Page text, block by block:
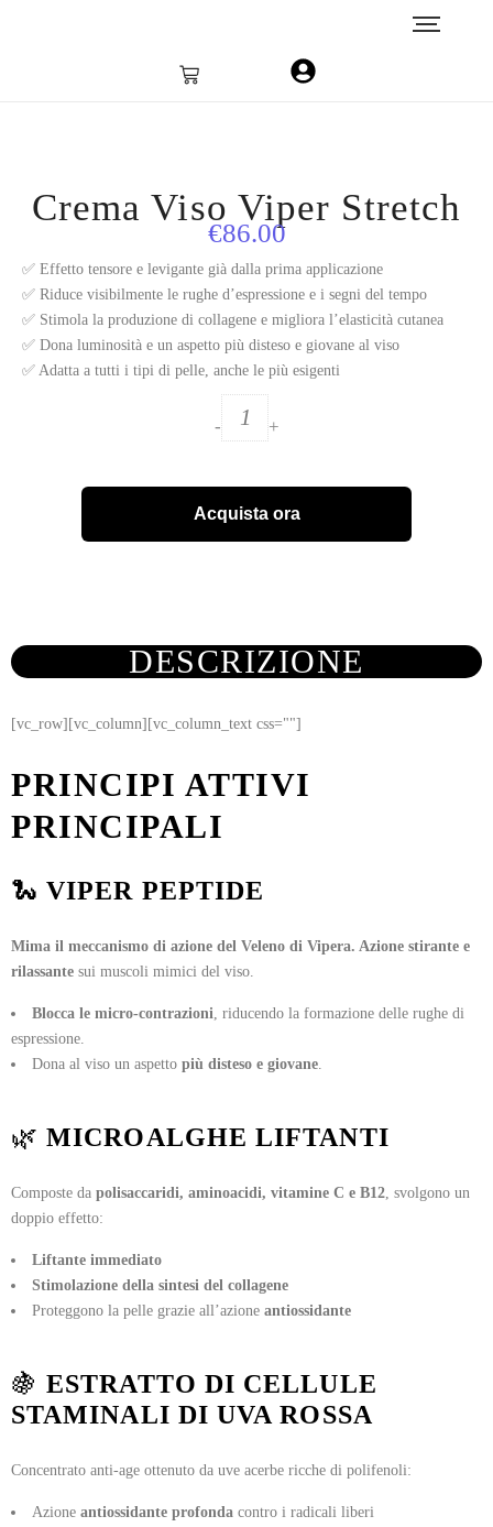
Crema Viso Viper Stretch
€86.00
✅ Effetto tensore e levigante già dalla prima applicazione
✅ Riduce visibilmente le rughe d’espressione e i segni del tempo
✅ Stimola la produzione di collagene e migliora l’elasticità cutanea
✅ Dona luminosità e un aspetto più disteso e giovane al viso
✅ Adatta a tutti i tipi di pelle, anche le più esigenti
- +
Acquista ora
DESCRIZIONE
[vc_row][vc_column][vc_column_text css=""]
PRINCIPI ATTIVI
PRINCIPALI
🐍VIPER PEPTIDE
Mima il meccanismo di azione del Veleno di Vipera. Azione stirante e
rilassante sui muscoli mimici del viso.
Blocca le micro-contrazioni, riducendo la formazione delle rughe di
espressione.
Dona al viso un aspetto più disteso e giovane.
🌿MICROALGHE LIFTANTI
Composte da polisaccaridi, aminoacidi, vitamine C e B12, svolgono un
doppio effetto:
Liftante immediato
Stimolazione della sintesi del collagene
Proteggono la pelle grazie all’azione antiossidante
🍇ESTRATTO DI CELLULE
STAMINALI DI UVA ROSSA
Concentrato anti-age ottenuto da uve acerbe ricche di polifenoli:
Azione antiossidante profonda contro i radicali liberi